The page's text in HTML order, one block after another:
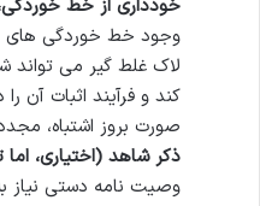
خودداری از خط
وجود خط خوردگی های
لاک غلط گیر می تواند
کند و فرآیند اثبات آن
صورت بروز اشتباه،
ذکر شاهد (اختیاری، اما
وصیت نامه دستی نیاز